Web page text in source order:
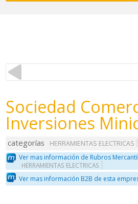
Sociedad
Inversiones
categorías
HERRAMIENTAS ELECTRICAS
Ver mas información de Rubros Mercantil
HERRAMIENTAS ELECTRICAS
Ver mas información B2B de esta